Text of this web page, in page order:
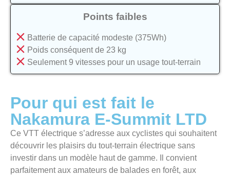
Points faibles
Batterie de capacité modeste (375Wh)
Poids conséquent de 23 kg
Seulement 9 vitesses pour un usage tout-terrain
Pour qui est fait le
Nakamura E-Summit LTD
Ce VTT électrique s’adresse aux cyclistes qui souhaitent
découvrir les plaisirs du tout-terrain électrique sans
investir dans un modèle haut de gamme. Il convient
parfaitement aux amateurs de balades en forêt, aux